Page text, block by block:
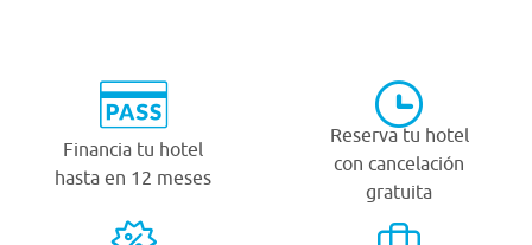
Financia tu hotel
hasta en 12 meses
Reserva tu hotel
con cancelación
gratuita